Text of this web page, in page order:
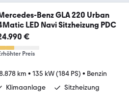
Benz GLA 220 Urban
LED Navi Sitzheizung PDC
€
Preis
km • 135 kW (184 PS) • Benzin
Klimaanlage Sitzheizung